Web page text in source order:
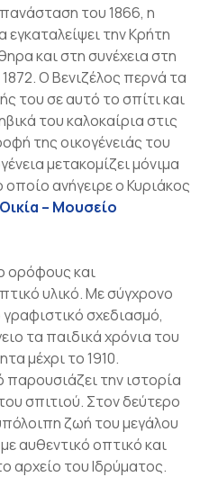
του 1866, η
εγκαταλείψει την Κρήτη
και στη συνέχεια στη
Ο Βενιζέλος περνά τα
του σε αυτό το σπίτι και
του καλοκαίρια στις
της οικογένειάς του
μετακομίζει μόνιμα
ανήγειρε ο Κυριάκος
Οικία – Μουσείο
ορόφους και
υλικό. Με σύγχρονο
σχεδιασμό,
τα παιδικά χρόνια του
μέχρι το 1910.
την ιστορία
σπιτιού. Στον δεύτερο
ζωή του μεγάλου
αυθεντικό οπτικό και
αρχείο του Ιδρύματος.